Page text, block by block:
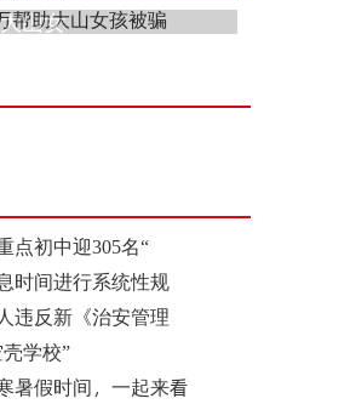
山女
点初中迎305名“
时间进行系统性规
违反新《治安管理
学校”
暑假时间，一起来看